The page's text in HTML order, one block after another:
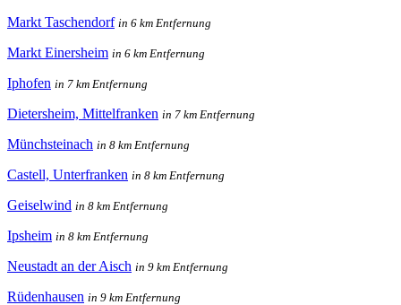
Markt Taschendorf in 6 km Entfernung
Markt Einersheim in 6 km Entfernung
Iphofen in 7 km Entfernung
Dietersheim, Mittelfranken in 7 km Entfernung
Münchsteinach in 8 km Entfernung
Castell, Unterfranken in 8 km Entfernung
Geiselwind in 8 km Entfernung
Ipsheim in 8 km Entfernung
Neustadt an der Aisch in 9 km Entfernung
Rüdenhausen in 9 km Entfernung